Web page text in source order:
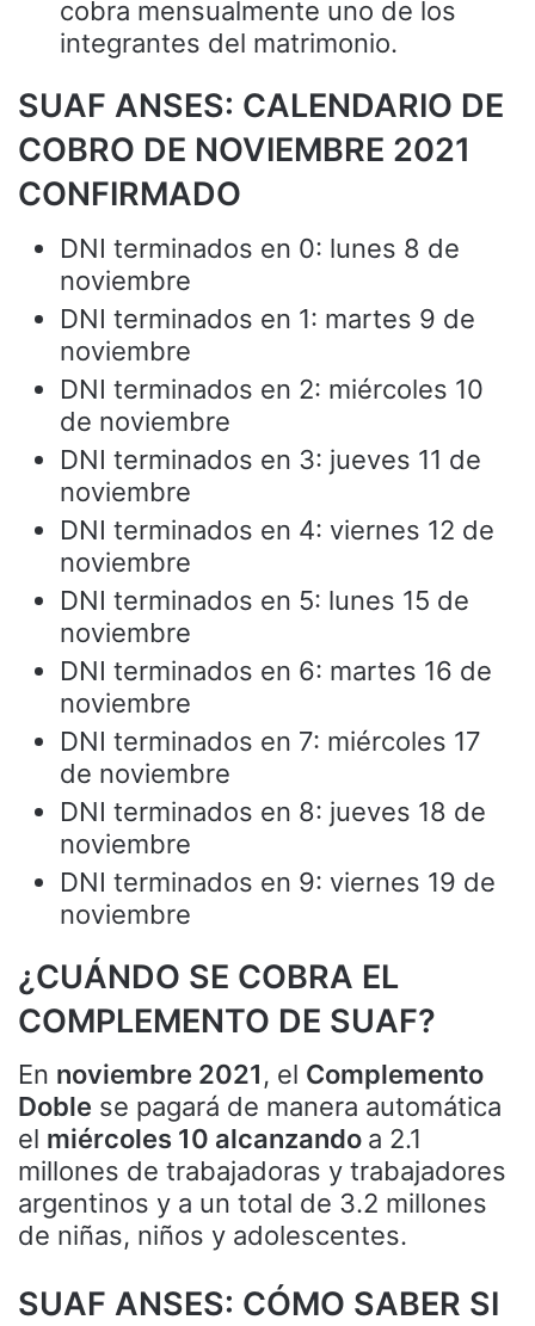
cobra mensualmente uno de los
integrantes del matrimonio.
SUAF ANSES: CALENDARIO DE
COBRO DE NOVIEMBRE 2021
CONFIRMADO
DNI terminados en 0: lunes 8 de
noviembre
DNI terminados en 1: martes 9 de
noviembre
DNI terminados en 2: miércoles 10
de noviembre
DNI terminados en 3: jueves 11 de
noviembre
DNI terminados en 4: viernes 12 de
noviembre
DNI terminados en 5: lunes 15 de
noviembre
DNI terminados en 6: martes 16 de
noviembre
DNI terminados en 7: miércoles 17
de noviembre
DNI terminados en 8: jueves 18 de
noviembre
DNI terminados en 9: viernes 19 de
noviembre
¿CUÁNDO SE COBRA EL
COMPLEMENTO DE SUAF?
En noviembre 2021, el Complemento
Doble se pagará de manera automática
el miércoles 10 alcanzando a 2.1
millones de trabajadoras y trabajadores
argentinos y a un total de 3.2 millones
de niñas, niños y adolescentes.
SUAF ANSES: CÓMO SABER SI